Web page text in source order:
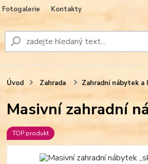
Fotogalerie Kontakty
Úvod Zahrada Zahradní nábytek a
Masivní zahradní
TOP produkt